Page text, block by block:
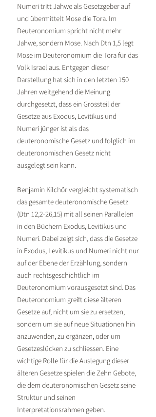
Numeri tritt Jahwe als Gesetzgeber auf
und übermittelt Mose die Tora. Im
Deuteronomium spricht nicht mehr
Jahwe, sondern Mose. Nach Dtn 1,5 legt
Mose im Deuteronomium die Tora für das
Volk Israel aus. Entgegen dieser
Darstellung hat sich in den letzten 150
Jahren weitgehend die Meinung
durchgesetzt, dass ein Grossteil der
Gesetze aus Exodus, Levitikus und
Numeri jünger ist als das
deuteronomische Gesetz und folglich im
deuteronomischen Gesetz nicht
ausgelegt sein kann.
Benjamin Kilchör vergleicht systematisch
das gesamte deuteronomische Gesetz
(Dtn 12,2-26,15) mit all seinen Parallelen
in den Büchern Exodus, Levitikus und
Numeri. Dabei zeigt sich, dass die Gesetze
in Exodus, Levitikus und Numeri nicht nur
auf der Ebene der Erzählung, sondern
auch rechtsgeschichtlich im
Deuteronomium vorausgesetzt sind. Das
Deuteronomium greift diese älteren
Gesetze auf, nicht um sie zu ersetzen,
sondern um sie auf neue Situationen hin
anzuwenden, zu ergänzen, oder um
Gesetzeslücken zu schliessen. Eine
wichtige Rolle für die Auslegung dieser
älteren Gesetze spielen die Zehn Gebote,
die dem deuteronomischen Gesetz seine
Struktur und seinen
Interpretationsrahmen geben.